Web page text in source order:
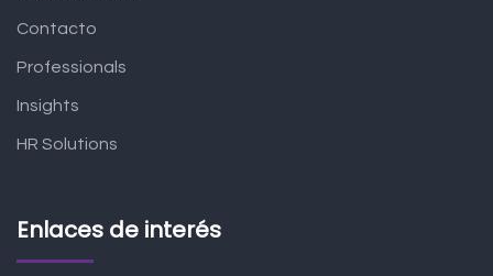
Contacto
Professionals
Insights
HR Solutions
Enlaces de interés